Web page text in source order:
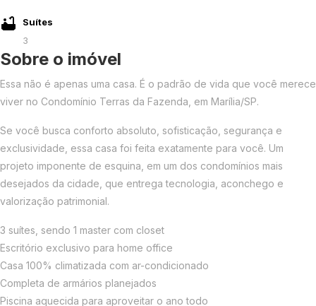
Suítes
3
Sobre o imóvel
Essa não é apenas uma casa. É o padrão de vida que você merece
viver no Condomínio Terras da Fazenda, em Marília/SP.
Se você busca conforto absoluto, sofisticação, segurança e
exclusividade, essa casa foi feita exatamente para você. Um
projeto imponente de esquina, em um dos condomínios mais
desejados da cidade, que entrega tecnologia, aconchego e
valorização patrimonial.
3 suítes, sendo 1 master com closet
Escritório exclusivo para home office
Casa 100% climatizada com ar-condicionado
Completa de armários planejados
Piscina aquecida para aproveitar o ano todo